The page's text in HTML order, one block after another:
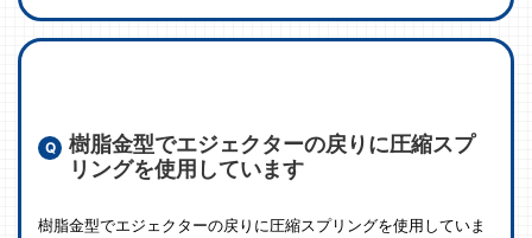
樹脂金型でエジェクターの戻りに圧縮スプ
リングを使用しています
樹脂金型でエジェクターの戻りに圧縮スプリングを使用していま